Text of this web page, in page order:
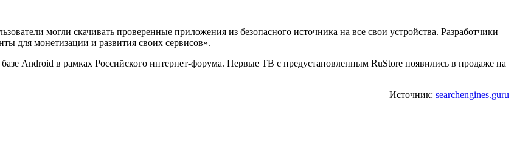
могли скачивать проверенные приложения из безопасного источника на все свои устройства. Разработчики
для монетизации и развития своих сервисов».
Android в рамках Российского интернет-форума. Первые ТВ с предустановленным RuStore появились в продаже на
Источник: searchengines.guru